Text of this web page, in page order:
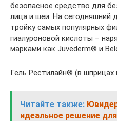
безопасное средство для
лица и шеи. На сегодняшний
тройку самых популярных
гиалуроновой кислоты –
марками как Juvederm® и
Гель Рестилайн® (в шприцах
Читайте также:
идеальное решение